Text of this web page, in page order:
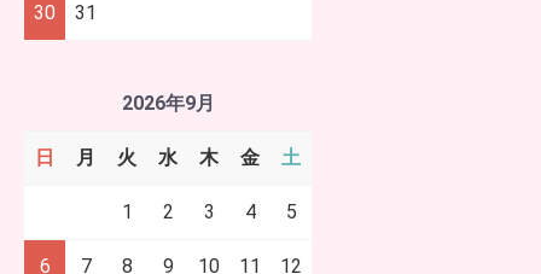
30 31
2026年9月
日 月 火 水 木 金 土
1 2 3 4 5
6 7 8 9 10 11 12